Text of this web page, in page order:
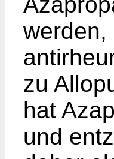
werden,
zu
hat
und